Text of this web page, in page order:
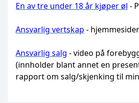
En av tre under 18 år kjøper øl -
Ansvarlig vertskap - hjemmesider
Ansvarlig salg - video på
(innholder blant annet en
rapport om salg/skjenking til